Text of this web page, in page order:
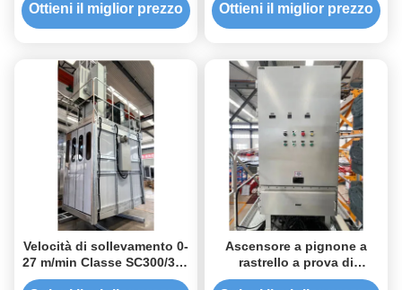
avanzati per passeggeri e
materiali in aree pericolose
Ottieni il miglior prezzo
impianti chimici con
sistema di funzionamento
Ottieni il miglior prezzo
Velocità di sollevamento 0-
27 m/min Classe SC300/300
a prova di esplosione con
Ascensore a pignone a
rastrello a prova di
esplosione in acciaio